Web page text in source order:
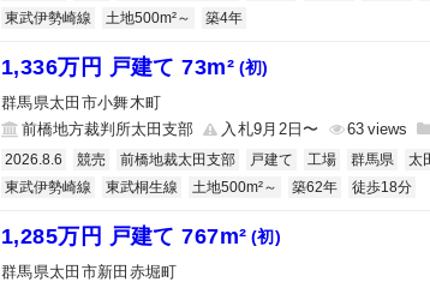
東武伊勢崎線
土地500m²～ 築4年
1,336万円 戸建て 73m² (初)
群馬県太田市小舞木町
前橋地方裁判所太田支部
入札9月2日〜 63
2026.8.6 競売 前橋地裁太田支部 戸建て 工場 群馬県 太
東武伊勢崎線
東武桐生線 土地500m²～ 築62年 徒歩18分
1,285万円 戸建て 767m² (初)
群馬県太田市新田赤堀町